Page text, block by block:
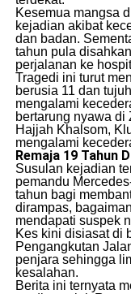
​Kesemua mangsa
kejadian akibat
dan badan.
tahun pula
perjalanan ke
​Tragedi ini turut
berusia 11 dan
mengalami
bertarung nyawa di
Hajjah Khalsom,
mengalami
Remaja 19 Tahun
​Susulan kejadian
pemandu
tahun bagi
dirampas,
mendapati suspek
​Kes kini disiasat di
Pengangkutan
penjara sehingga
kesalahan.
​Berita ini ternyata